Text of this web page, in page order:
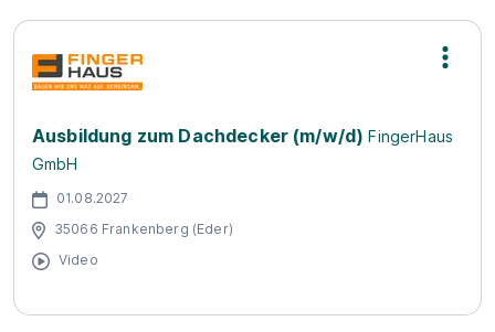
Ausbildung zum Dachdecker (m/w/d) FingerHaus
GmbH
01.08.2027
35066 Frankenberg (Eder)
Video